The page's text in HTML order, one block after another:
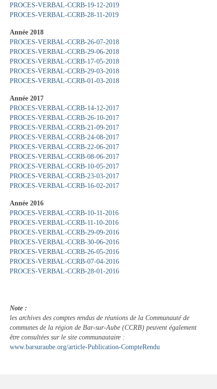
Informations légales
PROCES-VERBAL-CCRB-19-12-2019
PROCES-VERBAL-CCRB-28-11-2019
Année 2018
PROCES-VERBAL-CCRB-26-07-2018
PROCES-VERBAL-CCRB-29-06-2018
PROCES-VERBAL-CCRB-17-05-2018
PROCES-VERBAL-CCRB-29-03-2018
PROCES-VERBAL-CCRB-01-03-2018
Année 2017
PROCES-VERBAL-CCRB-14-12-2017
PROCES-VERBAL-CCRB-26-10-2017
PROCES-VERBAL-CCRB-21-09-2017
PROCES-VERBAL-CCRB-24-08-2017
PROCES-VERBAL-CCRB-22-06-2017
PROCES-VERBAL-CCRB-08-06-2017
PROCES-VERBAL-CCRB-10-05-2017
PROCES-VERBAL-CCRB-23-03-2017
PROCES-VERBAL-CCRB-16-02-2017
Année 2016
PROCES-VERBAL-CCRB-10-11-2016
PROCES-VERBAL-CCRB-11-10-2016
PROCES-VERBAL-CCRB-29-09-2016
PROCES-VERBAL-CCRB-30-06-2016
PROCES-VERBAL-CCRB-26-05-2016
PROCES-VERBAL-CCRB-07-04-2016
PROCES-VERBAL-CCRB-28-01-2016
Note :
les archives des comptes rendus de réunions de la Communauté de
communes de la région de Bar-sur-Aube (CCRB) peuvent également
être consultées sur le site communautaire :
www.barsuraube.org/article-Publication-CompteRendu